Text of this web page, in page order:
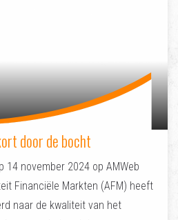
door de bocht
14 november 2024 op AMWeb
Financiële Markten (AFM) heeft
naar de kwaliteit van het